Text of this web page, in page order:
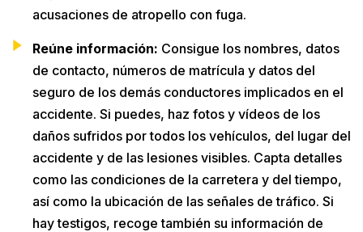
acusaciones de atropello con fuga.
Reúne información: Consigue los nombres, datos
de contacto, números de matrícula y datos del
seguro de los demás conductores implicados en el
accidente. Si puedes, haz fotos y vídeos de los
daños sufridos por todos los vehículos, del lugar del
accidente y de las lesiones visibles. Capta detalles
como las condiciones de la carretera y del tiempo,
así como la ubicación de las señales de tráfico. Si
hay testigos, recoge también su información de